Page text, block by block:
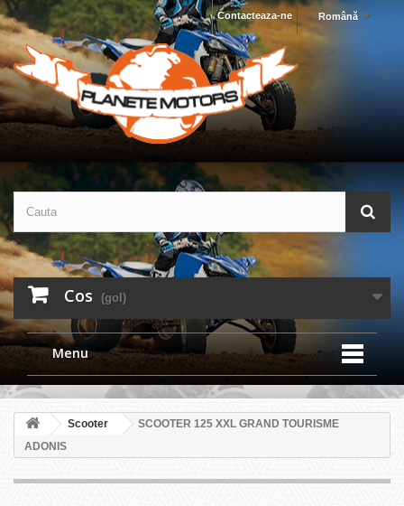
Română
Contacteaza-ne
Cos (gol)
Menu
Scooter
SCOOTER 125 XXL GRAND TOURISME
ADONIS